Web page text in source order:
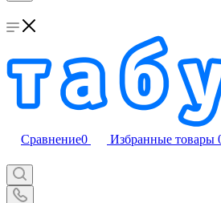
Сравнение0 Избранные товары